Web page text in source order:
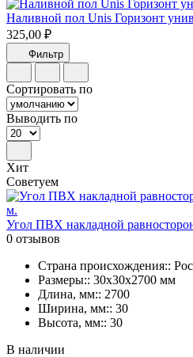
Наливной пол Unis Горизонт
325,00 ₽
Фильтр
Сортировать по
Выводить по
Хит
Советуем
Угол ПВХ накладной
0 отзывов
Страна происхождения::
Размеры:: 30х30х2700 мм
Длина, мм:: 2700
Ширина, мм:: 30
Высота, мм:: 30
В наличии